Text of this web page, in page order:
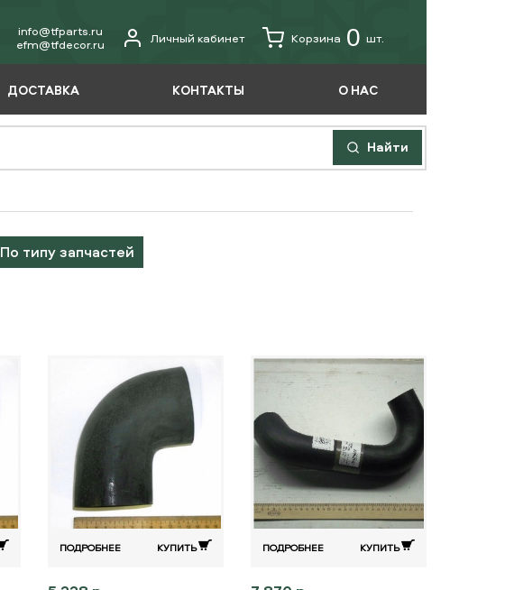
info@tfparts.ru
еfm@tfdecor.ru
Личный кабинет Корзина 0 шт.
ДОСТАВКА КОНТАКТЫ О НАС
Найти
По типу запчастей
ПОДРОБНЕЕ КУПИТЬ ПОДРОБНЕЕ КУПИТЬ